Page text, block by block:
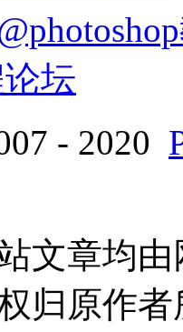
坛
- 2020
文章均
归原作